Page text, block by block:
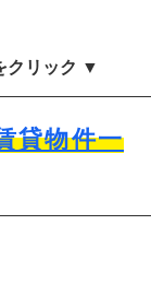
クリック ▼
貸物件一